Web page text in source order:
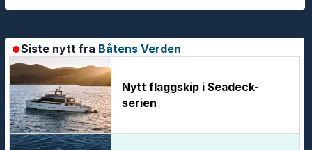
Siste nytt fra Båtens Verden
Nytt flaggskip i Seadeck-
serien